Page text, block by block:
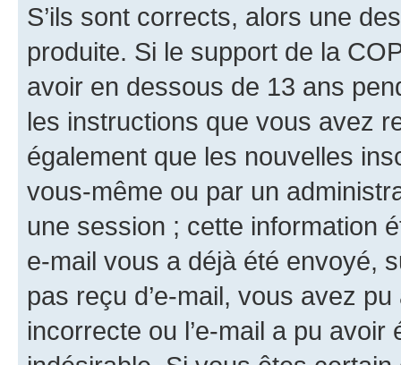
S’ils sont corrects, alors une
produite. Si le support de la
avoir en dessous de 13 ans
les instructions que vous avez
également que les nouvelles
vous-même ou par un
une session ; cette information
e-mail vous a déjà été envoyé,
pas reçu d’e-mail, vous avez
incorrecte ou l’e-mail a pu